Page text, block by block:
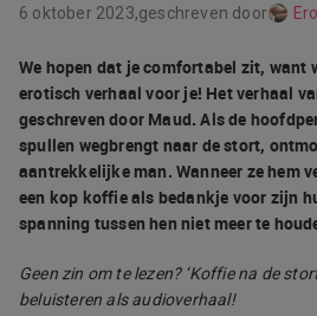
6 oktober 2023,geschreven door
We hopen dat je comfortabel zit, want
erotisch verhaal voor je! Het verhaal
geschreven door Maud. Als de
spullen wegbrengt naar de stort,
aantrekkelijke man. Wanneer ze hem
een kop koffie als bedankje voor zijn
spanning tussen hen niet meer te
Geen zin om te lezen? ‘Koffie na de
beluisteren als audioverhaal!